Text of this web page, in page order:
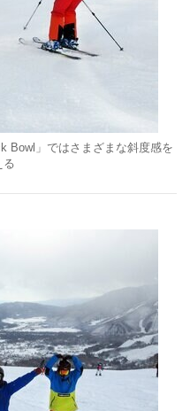
Bowl」ではさまざまな斜度感を
る